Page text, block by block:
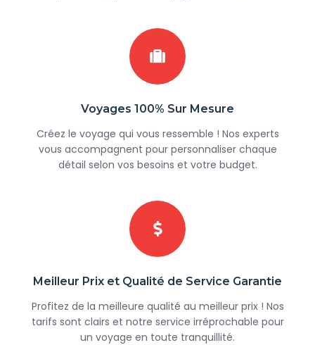
Voyages 100% Sur Mesure
Créez le voyage qui vous ressemble ! Nos experts
vous accompagnent pour personnaliser chaque
détail selon vos besoins et votre budget.
Meilleur Prix et Qualité de Service Garantie
Profitez de la meilleure qualité au meilleur prix ! Nos
tarifs sont clairs et notre service irréprochable pour
un voyage en toute tranquillité.